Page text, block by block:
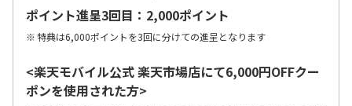
ポイント進呈3回目：2,000ポイント
特典は6,000ポイントを3回に分けての進呈となります
<楽天モバイル公式 楽天市場店にて6,000円OFFクー
ポンを使用された方>